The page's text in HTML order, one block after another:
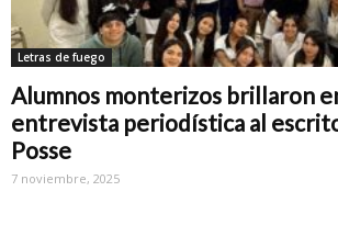
Letras de fuego
Alumnos monterizos brillaron
entrevista periodística al
Posse
7 noviembre, 2025